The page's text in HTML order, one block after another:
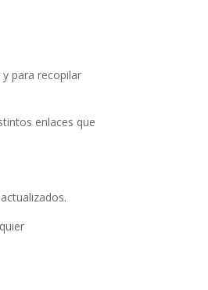
para recopilar
enlaces que